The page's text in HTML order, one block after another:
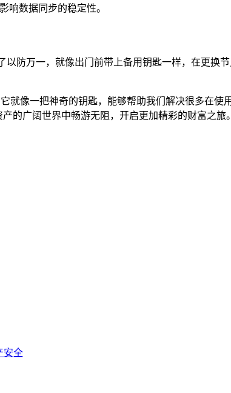
响数据同步的稳定性。
防万一，就像出门前带上备用钥匙一样，在更换
就像一把神奇的钥匙，能够帮助我们解决很多在
的广阔世界中畅游无阻，开启更加精彩的财富之旅。
安全